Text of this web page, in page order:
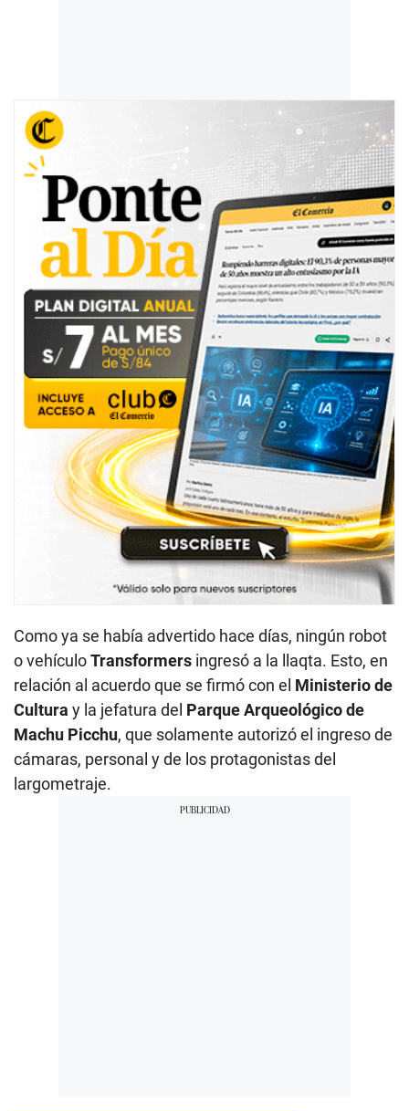
Como ya se había advertido hace días, ningún robot
o vehículoTransformers ingresó a la llaqta. Esto, en
relación al acuerdo que se firmó con el Ministerio de
Cultura y la jefatura del Parque Arqueológico de
Machu Picchu, que solamente autorizó el ingreso de
cámaras, personal y de los protagonistas del
largometraje.